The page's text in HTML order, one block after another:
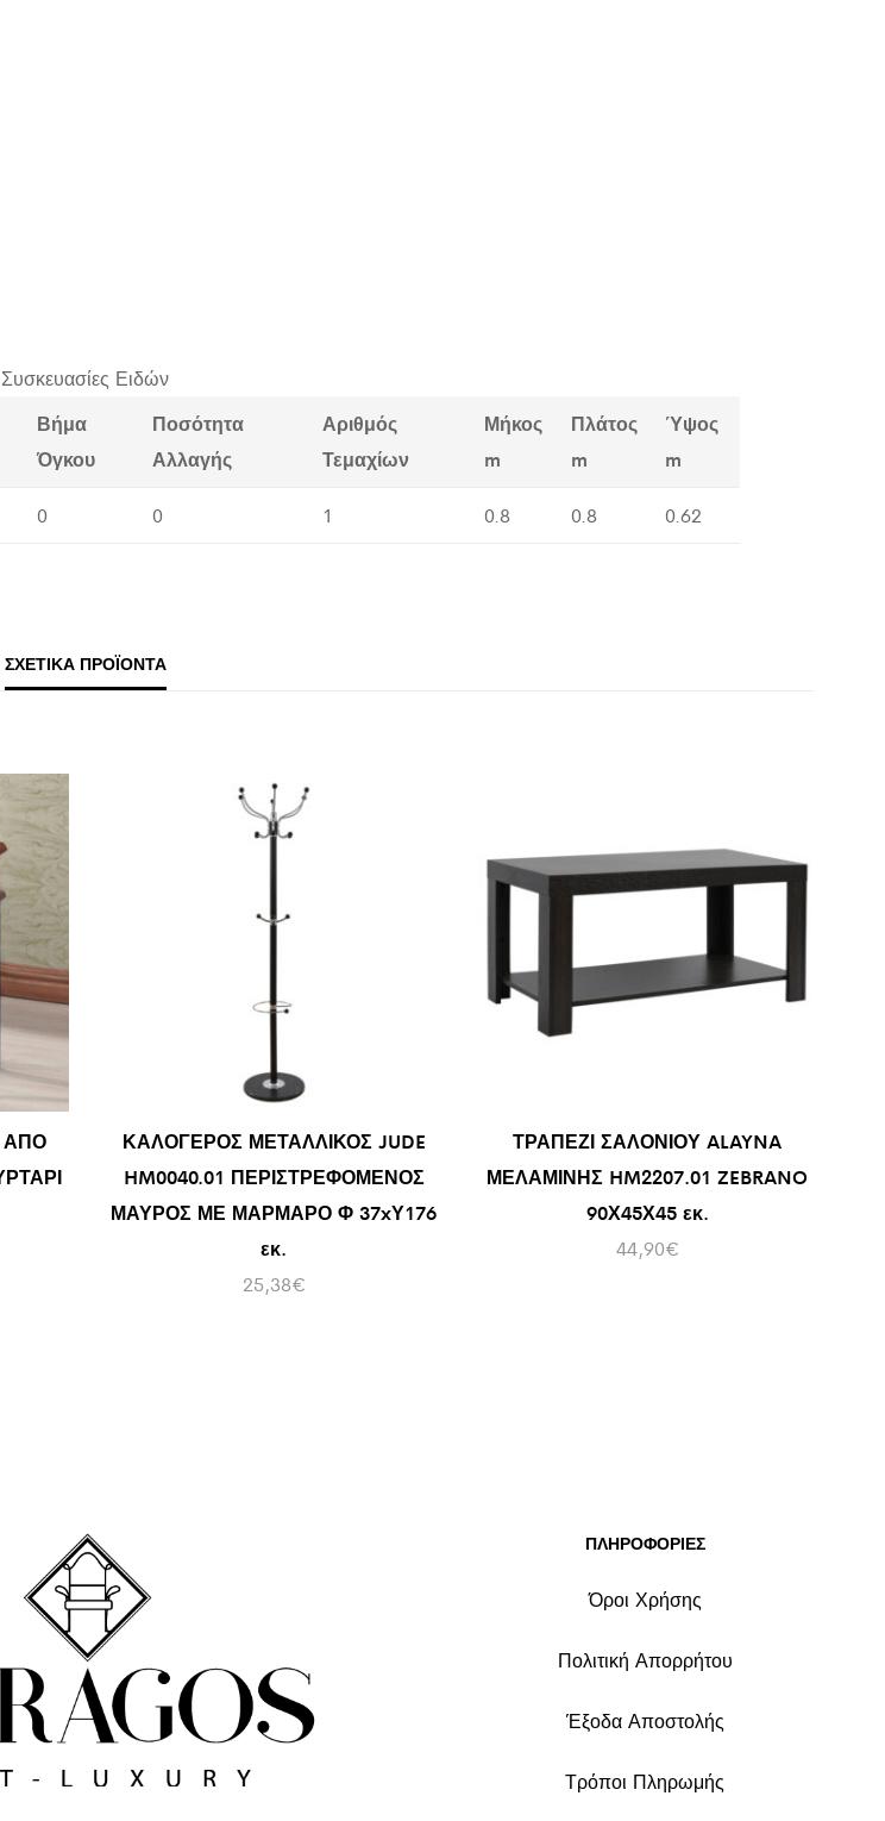
Συσκευασίες Ειδών
Βήμα
Όγκου
Ποσότητα
Αλλαγής
Αριθμός
Τεμαχίων
Μήκος
m
Πλάτος
m
Ύψος
m
0 0 1 0.8 0.8 0.62
ΣΧΕΤΙΚΆ ΠΡΟΪΌΝΤΑ
ΑΠΟ
ΚΑΛΟΓΕΡΟΣ ΜΕΤΑΛΛΙΚΟΣ JUDE
HM0040.01 ΠΕΡΙΣΤΡΕΦΟΜΕΝΟΣ
ΜΑΥΡΟΣ ΜΕ ΜΑΡΜΑΡΟ Φ 37xΥ176
εκ.
25,38€
ΤΡΑΠΕΖΙ ΣΑΛΟΝΙΟΥ ALAYNA
ΜΕΛΑΜΙΝΗΣ HM2207.01 ZEBRANO
90Χ45Χ45 εκ.
44,90€
ΠΛΗΡΟΦΟΡΙΕΣ
Όροι Χρήσης
Πολιτική Απορρήτου
Έξοδα Αποστολής
Τρόποι Πληρωμής